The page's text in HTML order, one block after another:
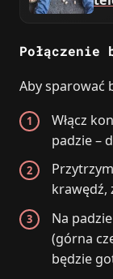
Połączenie
Aby sparować
Włącz
padzie –
krawędź,
Na
(górna
będzie